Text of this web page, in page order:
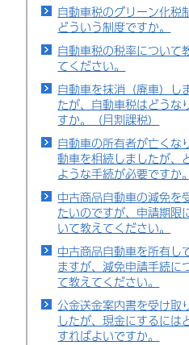
自動車税のグリーン化税
どういう制度ですか。
自動車税の税率について
てください。
自動車を抹消（廃車）し
たが、自動車税はどうな
すか。（月割課税）
自動車の所有者が亡くな
動車を相続しましたが、
ような手続が必要ですか。
中古商品自動車の減免を
たいのですが、申請期限
いて教えてください。
中古商品自動車を所有し
ますが、減免申請手続に
て教えてください。
公金送金案内書を受け取
したが、現金にするには
すればよいですか。